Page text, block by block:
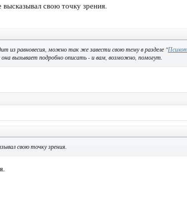
свою точку зрения.
из равновесия, можно так же завести свою тему в разделе "
вызывает подробно описать - и вам, возможно, помогут.
свою точку зрения.